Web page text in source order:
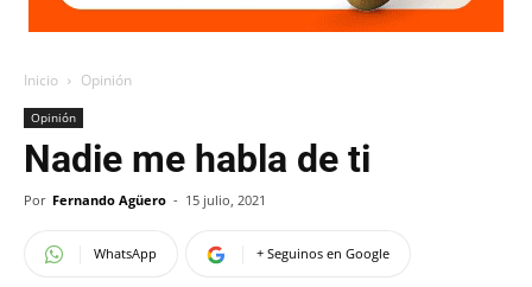
Inicio Opinión
Opinión
Nadie me habla de ti
Por Fernando Agüero - 15 julio, 2021
WhatsApp + Seguinos en Google